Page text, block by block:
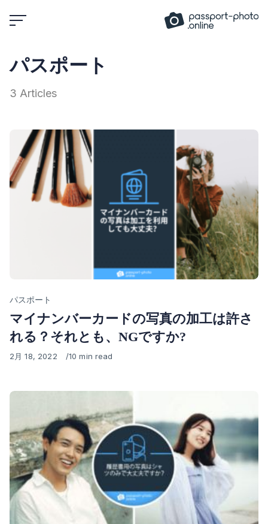
to
パスポート
3 Articles
Category
パスポート
マイナンバーカードの写真の加工は許さ
れる？それとも、NGですか?
Published
2月 18, 2022 10 min read